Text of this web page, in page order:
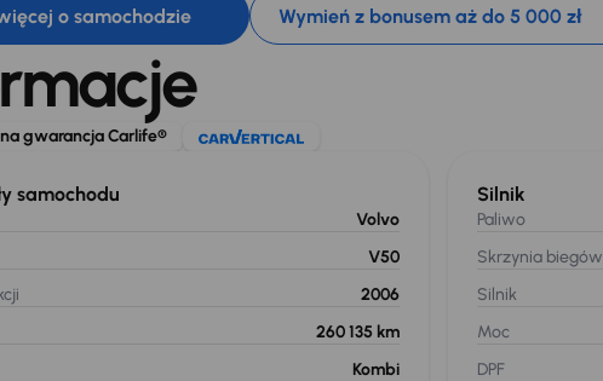
o samochodzie Wymień z bonusem aż do 5 000 zł
gwarancja Carlife®
samochodu
Volvo
V50
2006
260 135 km
Kombi
Silnik
Paliwo
Skrzynia biegów
Silnik
Moc
DPF